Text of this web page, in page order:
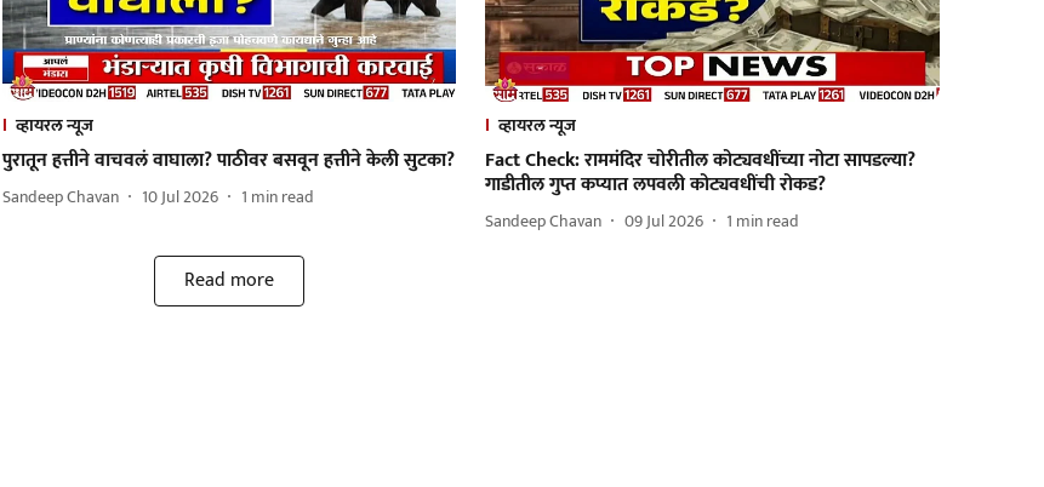
व्हायरल न्यूज
पुरातून हत्तीने वाचवलं वाघाला? पाठीवर बसवून हत्तीने केली सुटका?
Sandeep Chavan 10 Jul 2026 1 min read
व्हायरल न्यूज
Fact Check: राममंदिर चोरीतील कोट्यवधींच्या नोटा सापडल्या?
गाडीतील गुप्त कप्यात लपवली कोट्यवधींची रोकड?
Sandeep Chavan 09 Jul 2026 1 min read
Read more